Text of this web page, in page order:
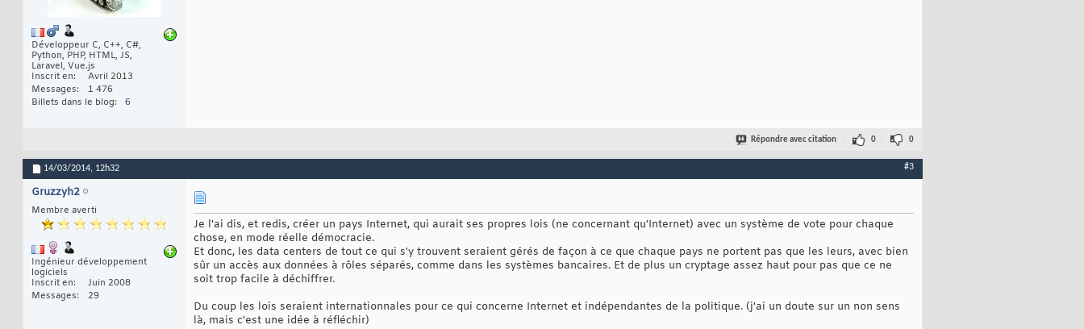
Développeur C, C++, C#,
Python, PHP, HTML, JS,
Laravel, Vue.js
Inscrit en
Avril 2013
Messages
1 476
Billets dans le blog
6
Répondre avec citation 0 0
14/03/2014, 12h32 #3
Gruzzyh2
Membre averti
Ingénieur développement
logiciels
Inscrit en
Juin 2008
Messages
29
Je l'ai dis, et redis, créer un pays Internet, qui aurait ses propres lois (ne concernant qu'Internet) avec un système de vote pour chaque
chose, en mode réelle démocracie.
Et donc, les data centers de tout ce qui s'y trouvent seraient gérés de façon à ce que chaque pays ne portent pas que les leurs, avec bien
sûr un accès aux données à rôles séparés, comme dans les systèmes bancaires. Et de plus un cryptage assez haut pour pas que ce ne
soit trop facile à déchiffrer.
Du coup les lois seraient internationnales pour ce qui concerne Internet et indépendantes de la politique. (j'ai un doute sur un non sens
là, mais c'est une idée à réfléchir)